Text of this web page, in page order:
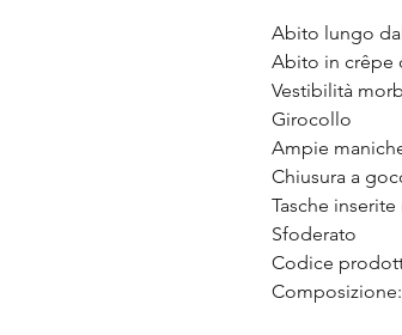
Abito lungo
Abito in crêpe
Vestibilità
Girocollo
Ampie
Chiusura a
Tasche
Sfoderato
Codice
Composizione: